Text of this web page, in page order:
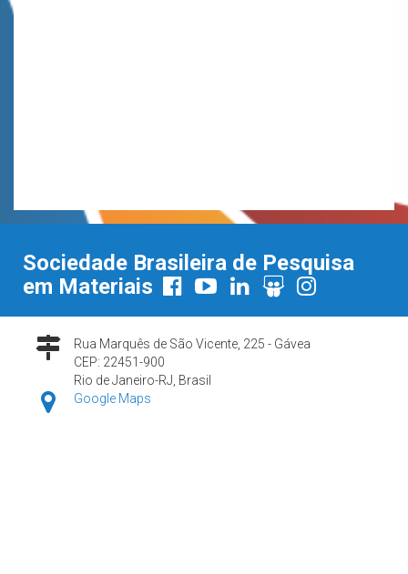
Sociedade Brasileira de Pesquisa
em Materiais
Rua Marquês de São Vicente, 225 - Gávea
CEP: 22451-900
Rio de Janeiro-RJ, Brasil
Google Maps